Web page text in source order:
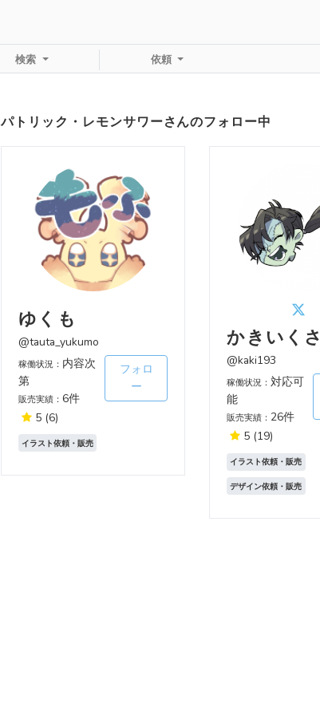
検索 依頼
パトリック・レモンサワーさんのフォロー中
ゆくも
@tauta_yukumo
稼働状況： 内容次
第
販売実績： 6件
5 (6)
フォロ
ー
イラスト依頼・販売
かきいくさ
@kaki193
稼働状況：対応可
能
販売実績： 26件
5 (19)
イラスト依頼・販売
デザイン依頼・販売